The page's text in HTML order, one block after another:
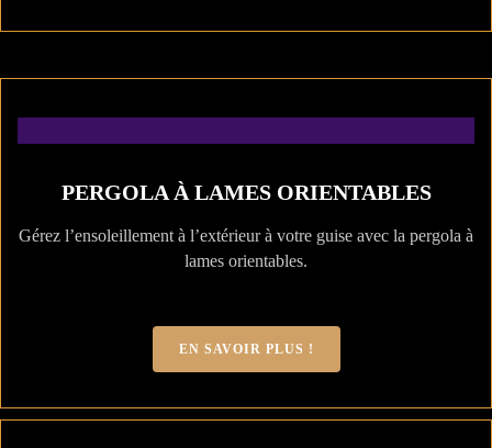
PERGOLA À LAMES ORIENTABLES
Gérez l’ensoleillement à l’extérieur à votre guise avec la pergola à
lames orientables.
EN SAVOIR PLUS !